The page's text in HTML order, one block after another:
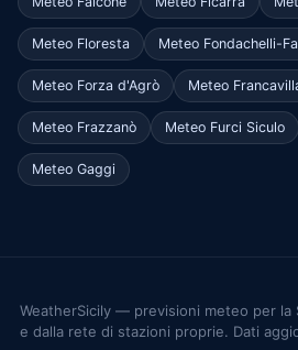
Meteo Floresta Meteo Fondachelli-
Meteo Forza d'Agrò Meteo
Meteo Frazzanò Meteo Furci Siculo
Meteo Gaggi
WeatherSicily — previsioni meteo per la
e dalla rete di stazioni proprie. Dati